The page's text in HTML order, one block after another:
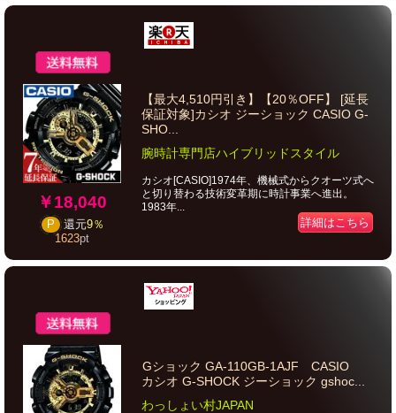
￥18,040
P 還元9％
1623pt
【最大4,510円引き】【20％OFF】 [延長
保証対象]カシオ ジーショック CASIO G-
SHO...
腕時計専門店ハイブリッドスタイル
カシオ[CASIO]1974年、機械式からクオーツ式へ
と切り替わる技術変革期に時計事業へ進出。
1983年...
詳細はこちら
Gショック GA-110GB-1AJF CASIO
カシオ G-SHOCK ジーショック gshoc...
わっしょい村JAPAN